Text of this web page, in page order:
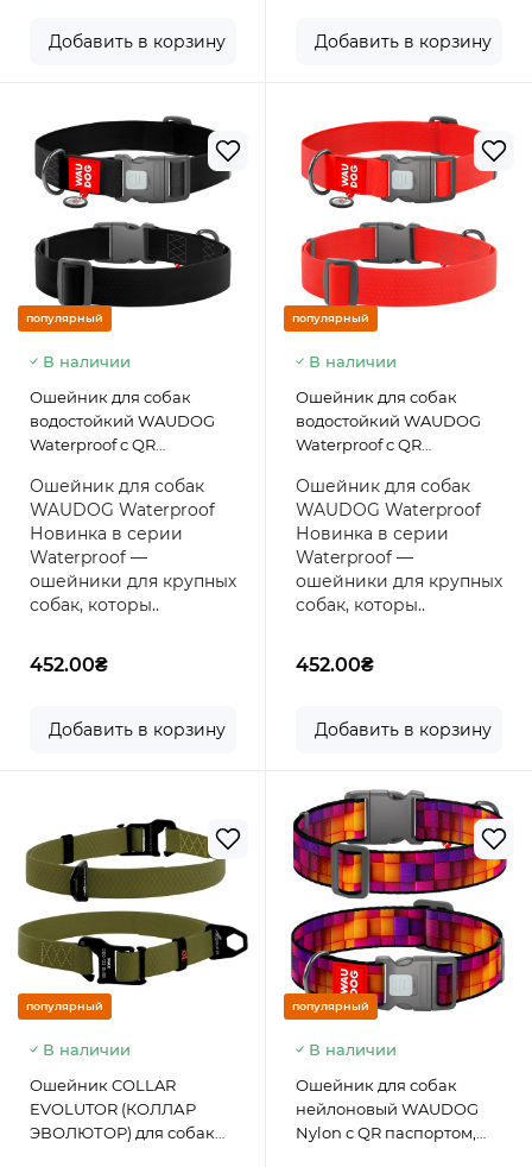
Добавить в корзину Добавить в корзину
популярный
В наличии
Ошейник для собак
водостойкий WAUDOG
Waterproof c QR
фастекс, черный, размер
XXL, 46-70 см 40 мм
Ошейник для собак
WAUDOG Waterproof
Новинка в серии
Waterproof —
ошейники для крупных
собак, которы..
452.00₴
Добавить в корзину
популярный
В наличии
Ошейник для собак
водостойкий WAUDOG
Waterproof c QR
фастекс, красный,
размер XXL, 46-70 см 40
мм
Ошейник для собак
WAUDOG Waterproof
Новинка в серии
Waterproof —
ошейники для крупных
собак, которы..
452.00₴
Добавить в корзину
популярный
В наличии
Ошейник COLLAR
EVOLUTOR (КОЛЛАР
ЭВОЛЮТОР) для собак
популярный
В наличии
Ошейник для собак
нейлоновый WAUDOG
Nylon с QR паспортом,